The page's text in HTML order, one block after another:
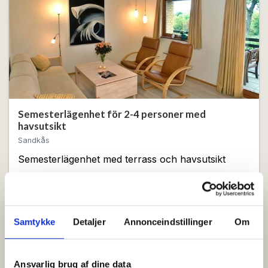
Samtykke Detaljer Annonceindstillinger Om
Ansvarlig brug af dine data
Semesterlägenhet för 2-4 personer med
havsutsikt
Sandkås
Semesterlägenhet med terrass och havsutsikt
Visa